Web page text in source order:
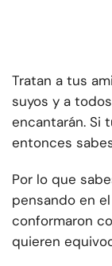
Tratan a tus
suyos y a
encantarán. Si
entonces
Por lo que
pensando en
conformaron
quieren